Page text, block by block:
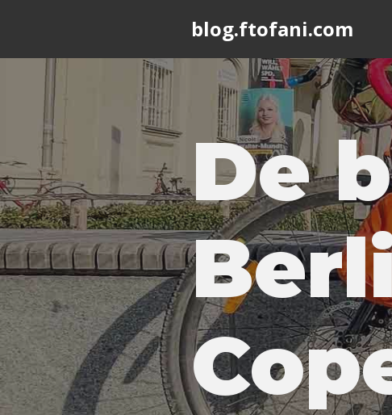
content
blog.ftofani.com
De